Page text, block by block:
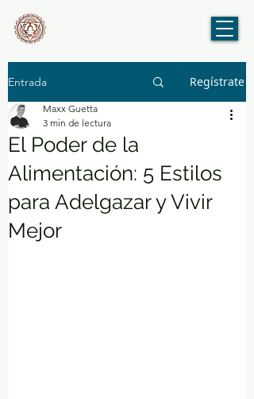
Entrada Regístrate
El Poder de la
Alimentación: 5 Estilos
para Adelgazar y Vivir
Mejor
Maxx Guetta
3 min de lectura